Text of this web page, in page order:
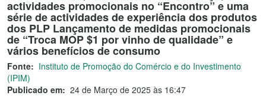
actividades promocionais no “Encontro” e uma
série de actividades de experiência dos produtos
dos PLP Lançamento de medidas promocionais
de “Troca MOP $1 por vinho de qualidade” e
vários benefícios de consumo
Fonte: Instituto de Promoção do Comércio e do Investimento
(IPIM)
Publicado em: 24 de Março de 2025 às 16:47